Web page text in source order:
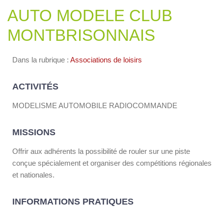
AUTO MODELE CLUB
MONTBRISONNAIS
Dans la rubrique : Associations de loisirs
ACTIVITÉS
MODELISME AUTOMOBILE RADIOCOMMANDE
MISSIONS
Offrir aux adhérents la possibilité de rouler sur une piste
conçue spécialement et organiser des compétitions régionales
et nationales.
INFORMATIONS PRATIQUES